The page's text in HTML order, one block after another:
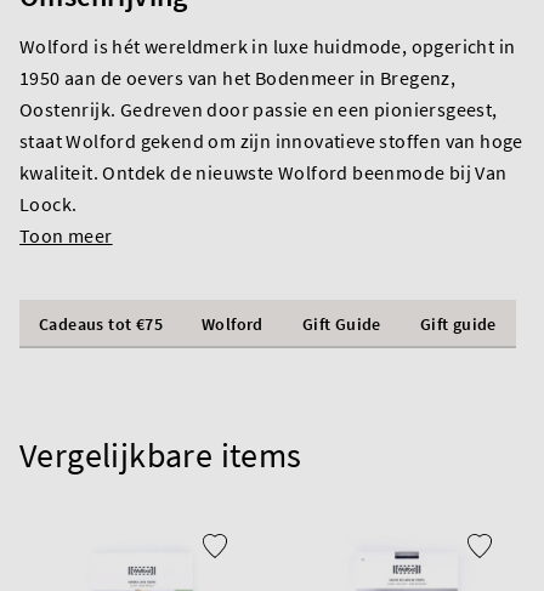
Wolford is hét wereldmerk in luxe huidmode, opgericht in
1950 aan de oevers van het Bodenmeer in Bregenz,
Oostenrijk. Gedreven door passie en een pioniersgeest,
staat Wolford gekend om zijn innovatieve stoffen van hoge
kwaliteit. Ontdek de nieuwste Wolford beenmode bij Van
Loock.
Toon meer
Cadeaus tot €75 Wolford Gift Guide Gift guide
Vergelijkbare items